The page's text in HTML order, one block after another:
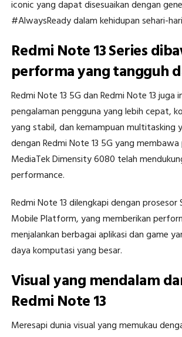
iconic yang dapat disesuaikan dengan
#AlwaysReady dalam kehidupan sehari-
Redmi Note 13 Series
performa yang tangguh
Redmi Note 13 5G dan Redmi Note 13 juga
pengalaman pengguna yang lebih cepat,
yang stabil, dan kemampuan multitasking
dengan Redmi Note 13 5G yang
MediaTek Dimensity 6080 telah
performance.
Redmi Note 13 dilengkapi dengan
Mobile Platform, yang memberikan
menjalankan berbagai aplikasi dan game
daya komputasi yang besar.
Visual yang mendalam
Redmi Note 13
Meresapi dunia visual yang memukau